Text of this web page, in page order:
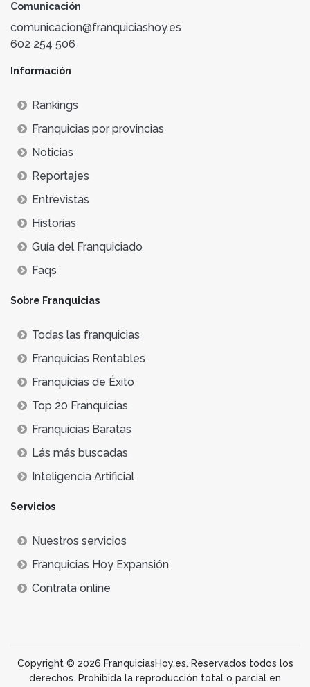
Comunicación
comunicacion@franquiciashoy.es
602 254 506
Información
Rankings
Franquicias por provincias
Noticias
Reportajes
Entrevistas
Historias
Guía del Franquiciado
Faqs
Sobre Franquicias
Todas las franquicias
Franquicias Rentables
Franquicias de Éxito
Top 20 Franquicias
Franquicias Baratas
Lás más buscadas
Inteligencia Artificial
Servicios
Nuestros servicios
Franquicias Hoy Expansión
Contrata online
Copyright © 2026 FranquiciasHoy.es. Reservados todos los
derechos. Prohibida la reproducción total o parcial en